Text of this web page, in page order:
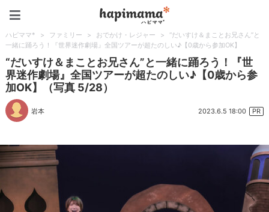
ハピママ* > ファミリー > おでかけ・レジャー >
“だいすけ＆まことお兄さん”と
一緒に踊ろう！『世界迷作劇場』全国ツアーが超たのしい♪【0歳から参加OK】
“だいすけ＆まことお兄さん”と一緒に踊ろう！『世
界迷作劇場』全国ツアーが超たのしい♪【0歳から参
加OK】（写真 5/28）
岩本 2023.6.5 18:00 PR